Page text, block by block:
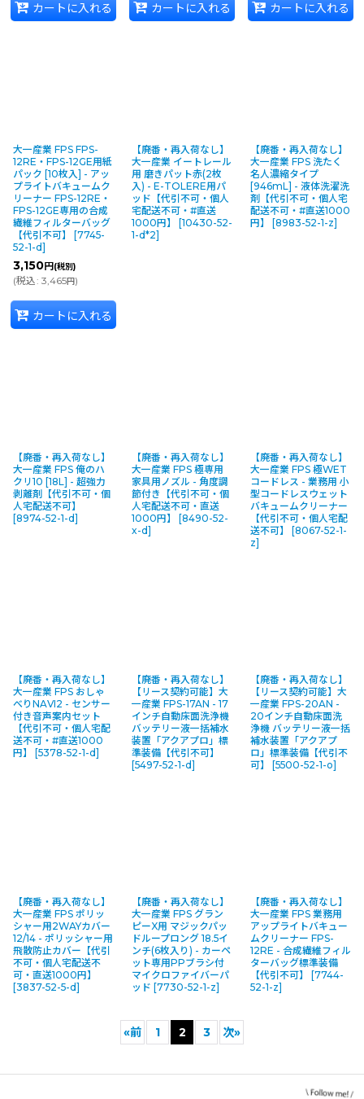
カートに入れる カートに入れる カートに入れる
大一産業 FPS FPS-
12RE・FPS-12GE用紙
パック [10枚入] - アッ
プライトバキュームク
リーナー FPS-12RE・
FPS-12GE専用の合成
繊維フィルターバッグ
【代引不可】
[7745-
52-1-d]
3,150円 (税別)
(税込: 3,465円)
カートに入れる
【廃番・再入荷なし】
大一産業 イートレール
用 磨きパット赤(2枚
入) - E-TOLERE用パ
ッド【代引不可・個人
宅配送不可・#直送
1000円】
[10430-52-
1-d*2]
【廃番・再入荷なし】
大一産業 FPS 洗たく
名人濃縮タイプ
[946mL] - 液体洗濯洗
剤【代引不可・個人宅
配送不可・#直送1000
円】
[8983-52-1-z]
【廃番・再入荷なし】
大一産業 FPS 俺のハ
クリ10 [18L] - 超強力
剥離剤【代引不可・個
人宅配送不可】
[8974-52-1-d]
【廃番・再入荷なし】
大一産業 FPS 極専用
家具用ノズル - 角度調
節付き【代引不可・個
人宅配送不可・直送
1000円】
[8490-52-
x-d]
【廃番・再入荷なし】
大一産業 FPS 極WET
コードレス - 業務用 小
型コードレスウェット
バキュームクリーナー
【代引不可・個人宅配
送不可】
[8067-52-1-
z]
【廃番・再入荷なし】
大一産業 FPS おしゃ
べりNAVI2 - センサー
付き音声案内セット
【代引不可・個人宅配
送不可・#直送1000
円】
[5378-52-1-d]
【廃番・再入荷なし】
【リース契約可能】大
一産業 FPS-17AN - 17
インチ自動床面洗浄機
バッテリー液一括補水
装置「アクアプロ」標
準装備【代引不可】
[5497-52-1-d]
【廃番・再入荷なし】
【リース契約可能】大
一産業 FPS-20AN -
20インチ自動床面洗
浄機 バッテリー液一括
補水装置「アクアプ
ロ」標準装備【代引不
可】
[5500-52-1-o]
【廃番・再入荷なし】
大一産業 FPS ポリッ
シャー用2WAYカバー
12/14 - ポリッシャー用
飛散防止カバー【代引
不可・個人宅配送不
可・直送1000円】
[3837-52-5-d]
【廃番・再入荷なし】
大一産業 FPS グラン
ピーX用 マジックパッ
ドループロング 18.5イ
ンチ(6枚入り) - カーペ
ット専用PPブラシ付
マイクロファイバーパ
ッド [7730-52-1-z]
【廃番・再入荷なし】
大一産業 FPS 業務用
アップライトバキュー
ムクリーナー FPS-
12RE - 合成繊維フィル
ターバッグ標準装備
【代引不可】
[7744-
52-1-z]
«前 1 2 3 次»